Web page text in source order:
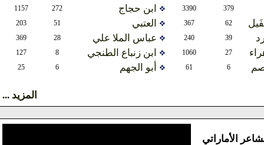
379
3390 ابن حجاج 272
1157
62
367 العتبي 51
203
39
240 عباس الملا علي 28
369
27
1060 ابن زنباع الطنجي 127
61 أبو الجهم 25
المزيد ...
الأماراتي